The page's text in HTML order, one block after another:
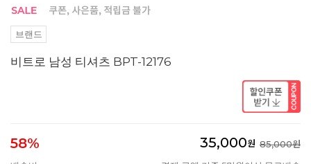
브랜드
비트로 남성 티셔츠 BPT-12176
58% 35,000원 85,000원